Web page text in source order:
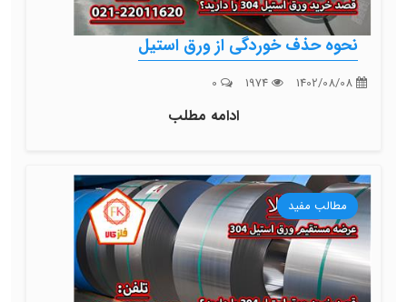
نحوه حذف خوردگی از ورق استیل
ادامه مطلب
مطالب مفید